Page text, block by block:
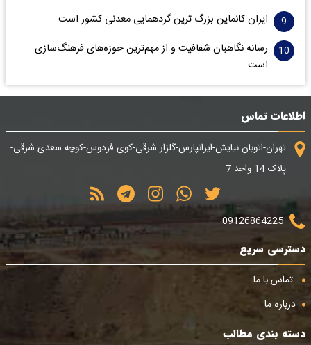
ایران کانماین بزرگ ترین گردهمایی معدنی کشور است
رسانه نگاهبان شفافیت و از مهم‌ترین حوزه‌های فرهنگ‌سازی
است
اطلاعات تماس
تهران-اتوبان نیایش-ایرانپارس-گلزار شرقی-کوی فردوس-کوچه سعدی شرقی-
پلاک 14 واحد 7
09126864225
دسترسی سریع
تماس با ما
درباره ما
دسته بندی مطالب